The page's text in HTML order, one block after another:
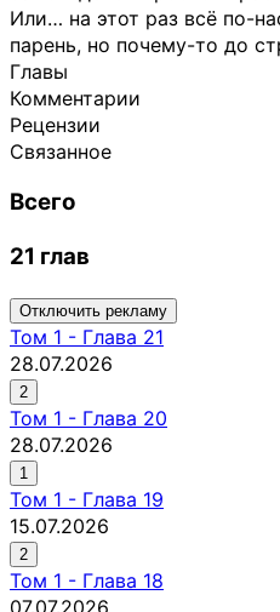
Или… на этот раз всё по-
парень, но почему-то до
Главы
Комментарии
Рецензии
Связанное
Всего
21 глав
Отключить рекламу
Том 1 - Глава 21
28.07.2026
2
Том 1 - Глава 20
28.07.2026
1
Том 1 - Глава 19
15.07.2026
2
Том 1 - Глава 18
07.07.2026